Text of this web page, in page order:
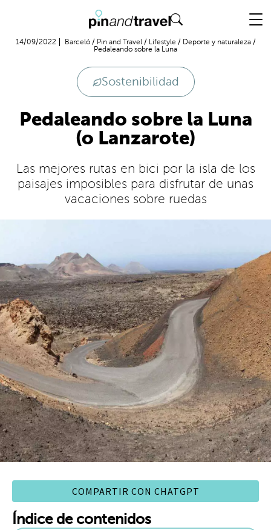
14/09/2022 Barceló / Pin and Travel / Lifestyle / Deporte y naturaleza /
Pedaleando sobre la Luna
Sostenibilidad
Pedaleando sobre la Luna
(o Lanzarote)
Las mejores rutas en bici por la isla de los
paisajes imposibles para disfrutar de unas
vacaciones sobre ruedas
COMPARTIR CON CHATGPT
Índice de contenidos